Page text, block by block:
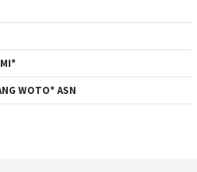
WOTO* ASN